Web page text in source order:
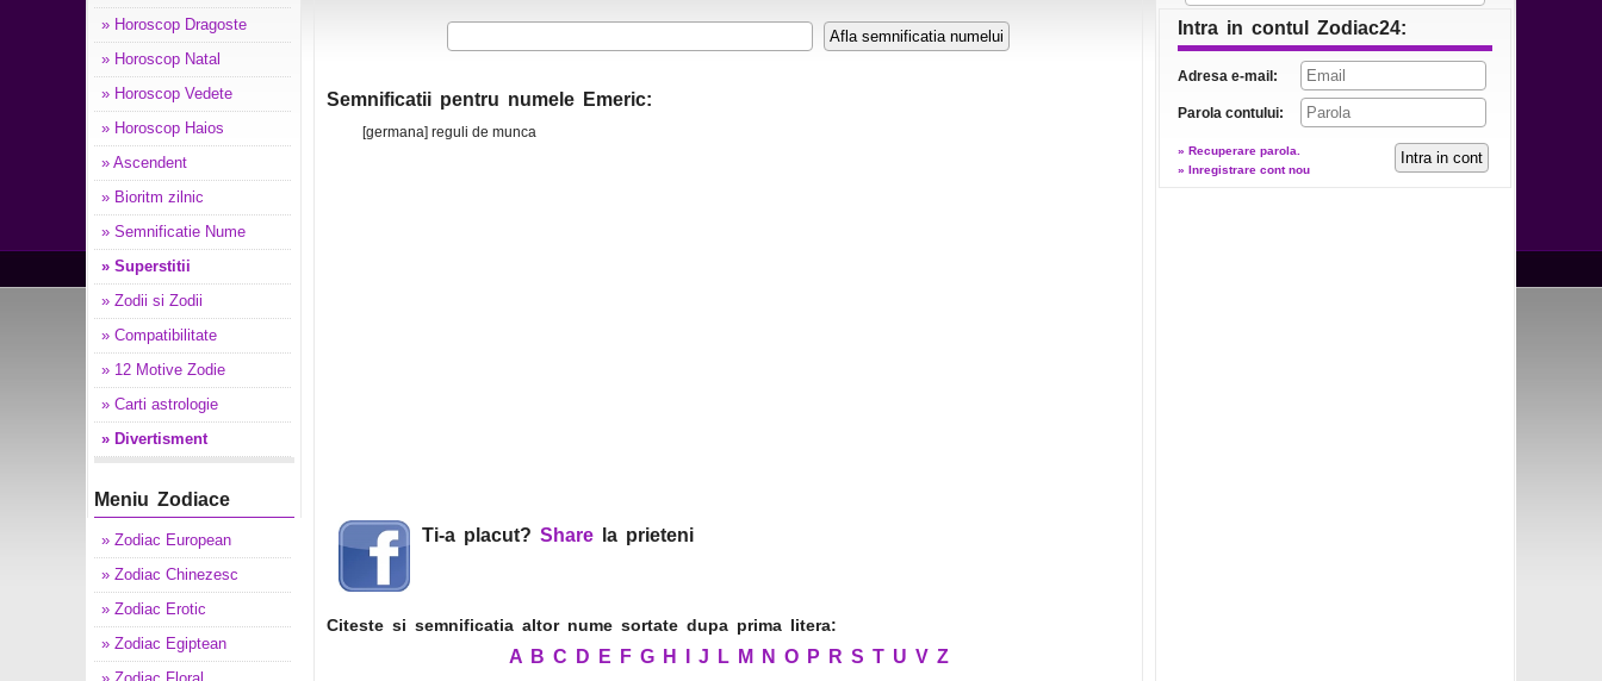
» Horoscop Dragoste
» Horoscop Natal
» Horoscop Vedete
» Horoscop Haios
» Ascendent
» Bioritm zilnic
» Semnificatie Nume
» Superstitii
» Zodii si Zodii
» Compatibilitate
» 12 Motive Zodie
» Carti astrologie
» Divertisment
Meniu Zodiace
» Zodiac European
» Zodiac Chinezesc
» Zodiac Erotic
» Zodiac Egiptean
Semnificatii pentru numele Emeric:
[germana] reguli de munca
Ti-a placut? Share la prieteni
Citeste si semnificatia altor nume sortate dupa prima litera:
A B C D E F G H J L M N O P R S T U V Z
Intra in contul Zodiac24:
Adresa e-mail:
Parola contului:
» Recuperare parola.
» Inregistrare cont nou